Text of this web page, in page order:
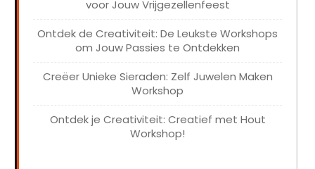
voor Jouw Vrijgezellenfeest
Ontdek de Creativiteit: De Leukste Workshops
om Jouw Passies te Ontdekken
Creëer Unieke Sieraden: Zelf Juwelen Maken
Workshop
Ontdek je Creativiteit: Creatief met Hout
Workshop!